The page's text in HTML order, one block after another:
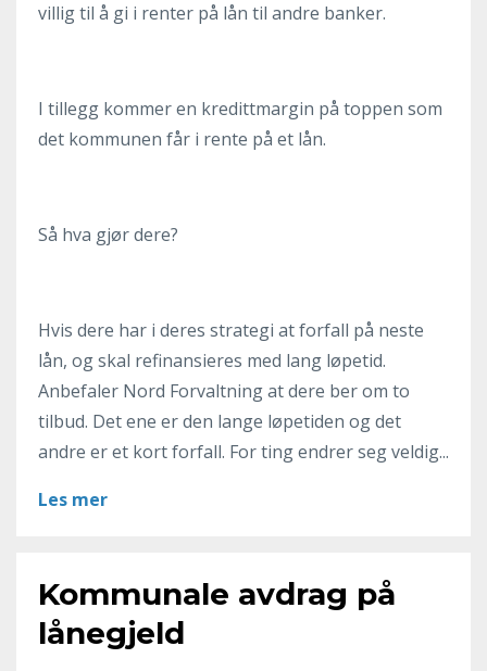
villig til å gi i renter på lån til andre banker.
I tillegg kommer en kredittmargin på toppen som
det kommunen får i rente på et lån.
Så hva gjør dere?
Hvis dere har i deres strategi at forfall på neste
lån, og skal refinansieres med lang løpetid.
Anbefaler Nord Forvaltning at dere ber om to
tilbud. Det ene er den lange løpetiden og det
andre er et kort forfall. For ting endrer seg veldig...
Les mer
Kommunale avdrag på
lånegjeld